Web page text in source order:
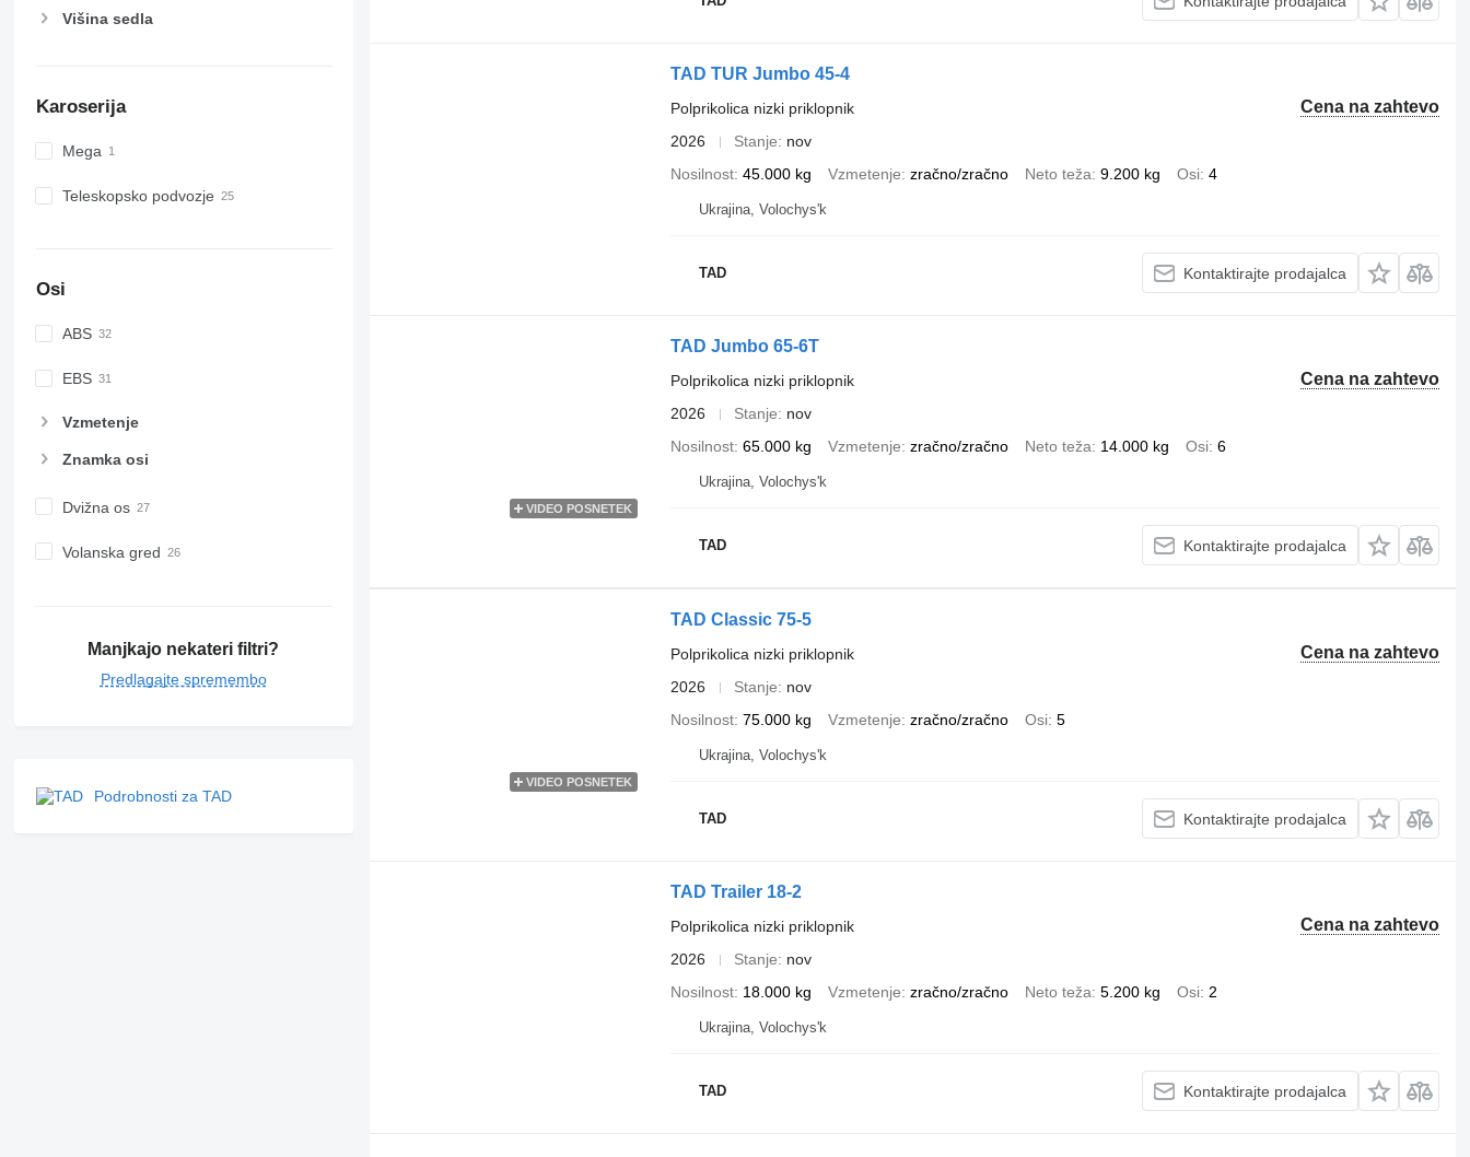
Višina sedla
Karoserija
Mega
Teleskopsko podvozje
Osi
ABS
EBS
Vzmetenje
Znamka osi
Dvižna os
Volanska gred
Manjkajo nekateri filtri?
Predlagajte spremembo
Podrobnosti za TAD
TAD TUR Jumbo 45-4
Cena na zahtevo
Polprikolica nizki priklopnik
2026
Stanje
nov
Nosilnost 45.000 kg Vzmetenje zračno/zračno Neto teža 9.200 kg Osi 4
Ukrajina, Volochys'k
TAD Kontaktirajte prodajalca
VIDEO POSNETEK
TAD Jumbo 65-6T
Cena na zahtevo
Polprikolica nizki priklopnik
2026
Stanje
nov
Nosilnost 65.000 kg Vzmetenje zračno/zračno Neto teža 14.000 kg Osi 6
Ukrajina, Volochys'k
TAD Kontaktirajte prodajalca
VIDEO POSNETEK
TAD Classic 75-5
Cena na zahtevo
Polprikolica nizki priklopnik
2026
Stanje
nov
Nosilnost 75.000 kg Vzmetenje zračno/zračno Osi 5
Ukrajina, Volochys'k
TAD Kontaktirajte prodajalca
TAD Trailer 18-2
Cena na zahtevo
Polprikolica nizki priklopnik
2026
Stanje
nov
Nosilnost 18.000 kg Vzmetenje zračno/zračno Neto teža 5.200 kg Osi 2
Ukrajina, Volochys'k
TAD Kontaktirajte prodajalca